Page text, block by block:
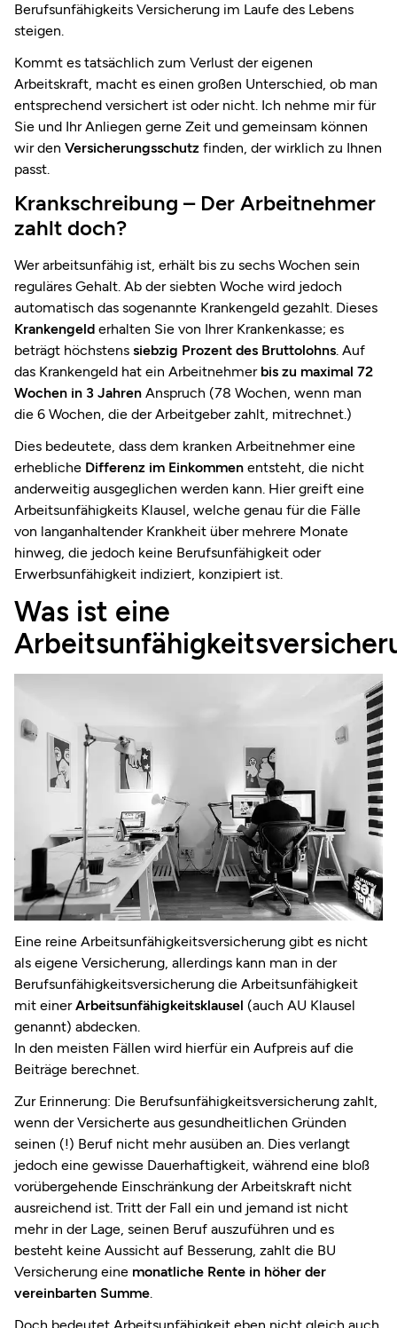
Berufsunfähigkeits Versicherung im Laufe des Lebens
steigen.
Kommt es tatsächlich zum Verlust der eigenen
Arbeitskraft, macht es einen großen Unterschied, ob man
entsprechend versichert ist oder nicht. Ich nehme mir für
Sie und Ihr Anliegen gerne Zeit und gemeinsam können
wir den Versicherungsschutz finden, der wirklich zu Ihnen
passt.
Krankschreibung – Der Arbeitnehmer
zahlt doch?
Wer arbeitsunfähig ist, erhält bis zu sechs Wochen sein
reguläres Gehalt. Ab der siebten Woche wird jedoch
automatisch das sogenannte Krankengeld gezahlt. Dieses
Krankengeld erhalten Sie von Ihrer Krankenkasse; es
beträgt höchstens siebzig Prozent des Bruttolohns. Auf
das Krankengeld hat ein Arbeitnehmer bis zu maximal 72
Wochen in 3 Jahren Anspruch (78 Wochen, wenn man
die 6 Wochen, die der Arbeitgeber zahlt, mitrechnet.)
Dies bedeutete, dass dem kranken Arbeitnehmer eine
erhebliche Differenz im Einkommen entsteht, die nicht
anderweitig ausgeglichen werden kann. Hier greift eine
Arbeitsunfähigkeits Klausel, welche genau für die Fälle
von langanhaltender Krankheit über mehrere Monate
hinweg, die jedoch keine Berufsunfähigkeit oder
Erwerbsunfähigkeit indiziert, konzipiert ist.
Was ist eine
Eine reine Arbeitsunfähigkeitsversicherung gibt es nicht
als eigene Versicherung, allerdings kann man in der
Berufsunfähigkeitsversicherung die Arbeitsunfähigkeit
mit einerArbeitsunfähigkeitsklausel (auch AU Klausel
genannt) abdecken.
In den meisten Fällen wird hierfür ein Aufpreis auf die
Beiträge berechnet.
Zur Erinnerung: Die Berufsunfähigkeitsversicherung zahlt,
wenn der Versicherte aus gesundheitlichen Gründen
seinen (!) Beruf nicht mehr ausüben an. Dies verlangt
jedoch eine gewisse Dauerhaftigkeit, während eine bloß
vorübergehende Einschränkung der Arbeitskraft nicht
ausreichend ist. Tritt der Fall ein und jemand ist nicht
mehr in der Lage, seinen Beruf auszuführen und es
besteht keine Aussicht auf Besserung, zahlt die BU
Versicherung eine monatliche Rente in höher der
vereinbarten Summe.